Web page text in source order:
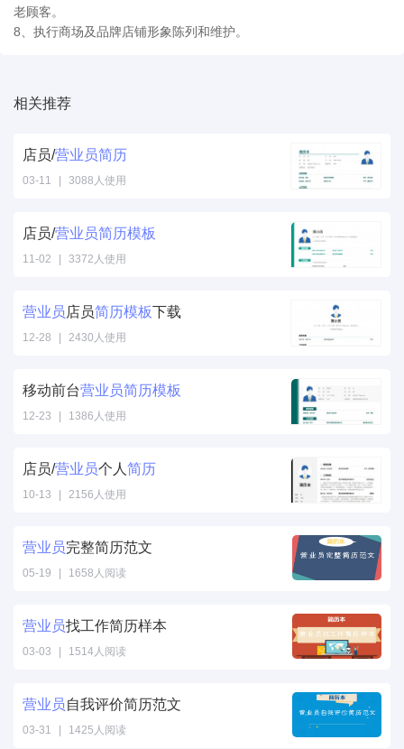
老顾客。
8、执行商场及品牌店铺形象陈列和维护。
相关推荐
店员/营业员简历
03-11 3088人使用
店员/营业员简历模板
11-02 3372人使用
营业员 店员简历模板下载
12-28 2430人使用
移动前台营业员简历模板
12-23 1386人使用
店员/营业员个人 简历
10-13 2156人使用
营业员完整简历范文
05-19 1658人阅读
营业员找工作简历样本
03-03 1514人阅读
营业员 自我评价简历范文
03-31 1425人阅读